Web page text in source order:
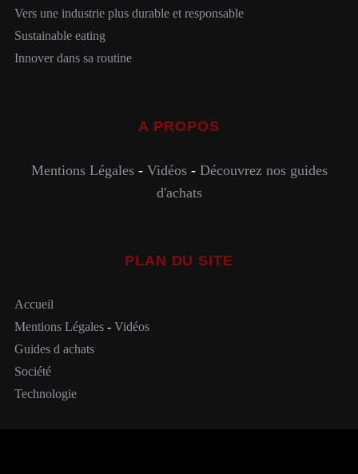
Vers une industrie plus durable et responsable
Sustainable eating
Innover dans sa routine
A PROPOS
Mentions Légales- Vidéos- Découvrez nos guides
d'achats
PLAN DU SITE
Accueil
Mentions Légales- Vidéos
Guides d achats
Société
Technologie